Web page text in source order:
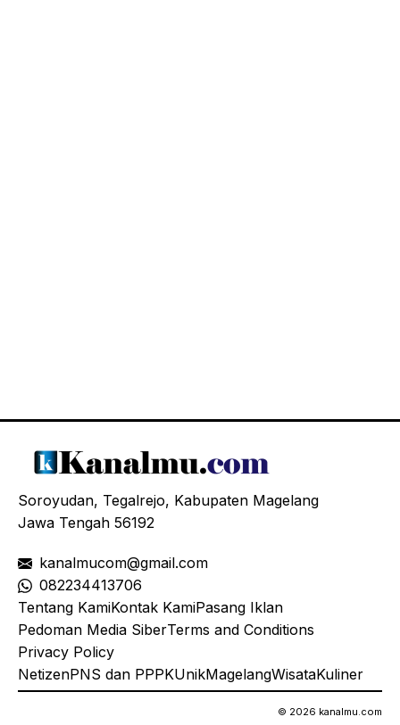
Soroyudan, Tegalrejo, Kabupaten Magelang
Jawa Tengah 56192
kanalmucom@gmail.com
082234413706
Tentang KamiKontak KamiPasang Iklan
Pedoman Media SiberTerms and Conditions
Privacy Policy
NetizenPNS dan PPPKUnikMagelangWisataKuliner
© 2026 kanalmu.com